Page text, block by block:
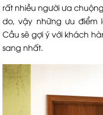
rất nhiều người ưa
do, vậy những ưu điểm
Cầu sẽ gợi ý với khách
sang nhất.